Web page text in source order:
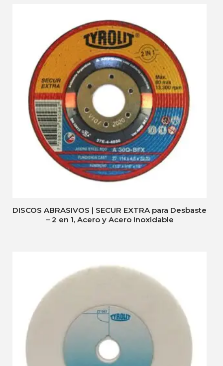
DISCOS ABRASIVOS | SECUR EXTRA para Desbaste
– 2 en 1, Acero y Acero Inoxidable